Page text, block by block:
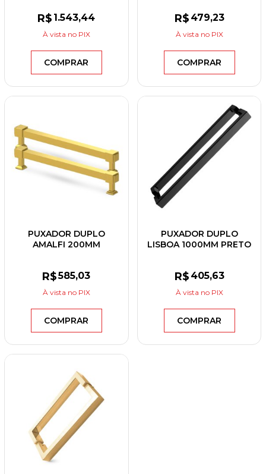
R$ 1.543,44
À vista no PIX
COMPRAR
R$ 479,23
À vista no PIX
COMPRAR
PUXADOR DUPLO
AMALFI 200MM
R$585,03
À vista no PIX
COMPRAR
PUXADOR DUPLO
LISBOA 1000MM PRETO
R$ 405,63
À vista no PIX
COMPRAR